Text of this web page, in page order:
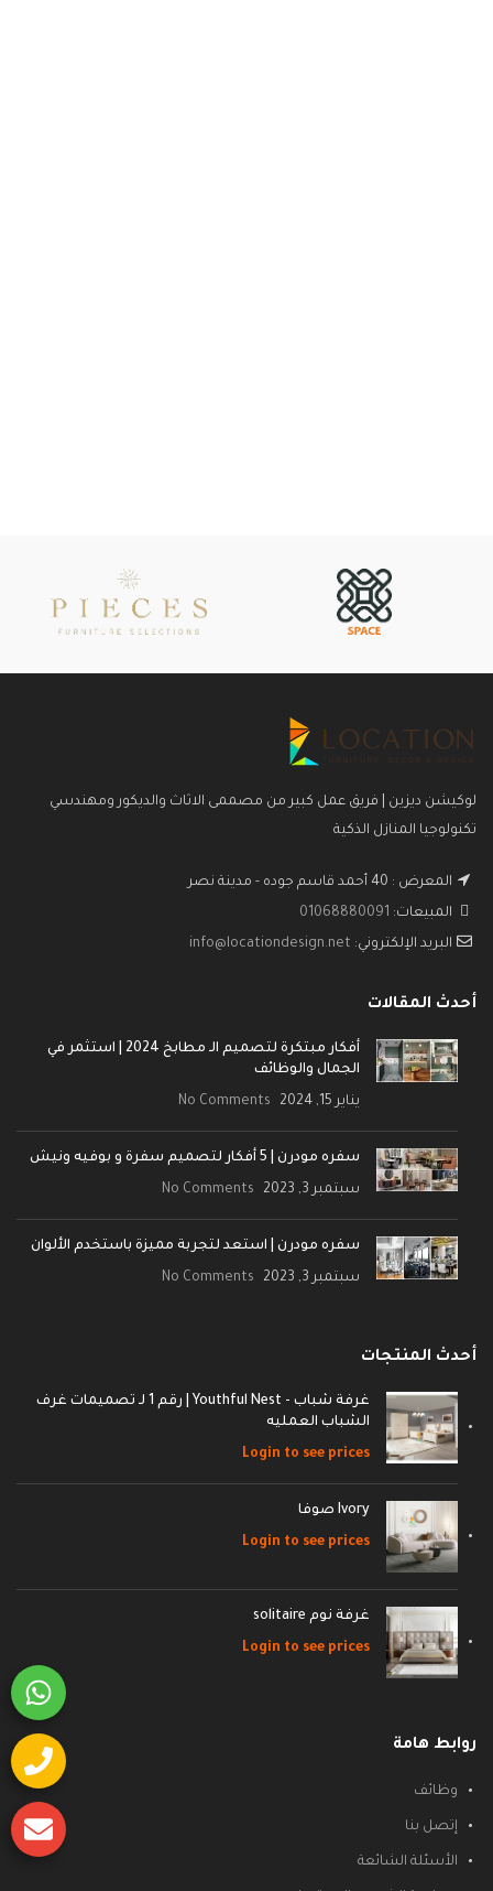
لوكيشن ديزين | فريق عمل كبير من مصممى الاثاث والديكور ومهندسي
تكنولوجيا المنازل الذكية
المعرض : 40 أحمد قاسم جوده - مدينة نصر
المبيعات: 01068880091
البريد الإلكتروني: info@locationdesign.net
أحدث المقالات
أفكار مبتكرة لتصميم الـ مطابخ 2024 | استثمر في
الجمال والوظائف
يناير 15, 2024 No Comments
سفره مودرن | 5 أفكار لتصميم سفرة و بوفيه ونيش
سبتمبر 3, 2023 No Comments
سفره مودرن | استعد لتجربة مميزة باستخدم الألوان
سبتمبر 3, 2023 No Comments
أحدث المنتجات
غرفة شباب - Youthful Nest | رقم 1 لـ تصميمات غرف
الشباب العمليه
Login to see prices
Ivory صوفا
Login to see prices
غرفة نوم solitaire
Login to see prices
روابط هامة
وظائف
إتصل بنا
الأسئلة الشائعة